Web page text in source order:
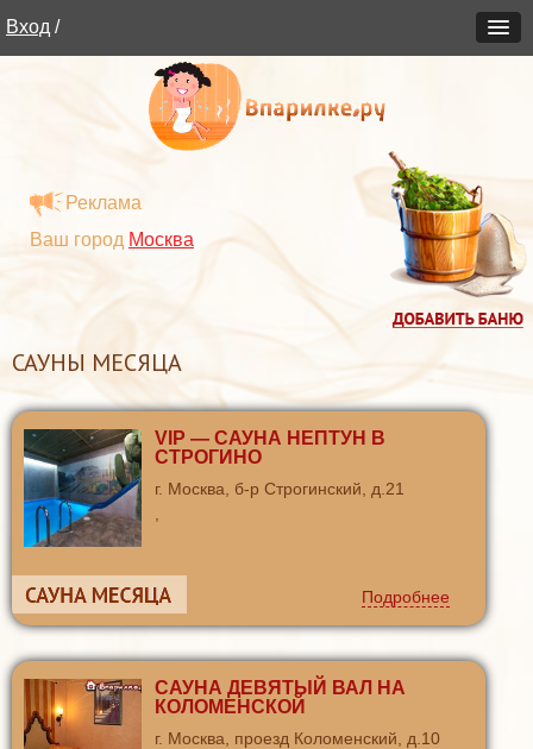
Вход /
Реклама
Ваш город Москва
САУНЫ МЕСЯЦА
VIP — САУНА НЕПТУН В
СТРОГИНО
г. Москва, б-р Строгинский, д.21
Подробнее
САУНА ДЕВЯТЫЙ ВАЛ НА
КОЛОМЕНСКОЙ
г. Москва, проезд Коломенский, д.10